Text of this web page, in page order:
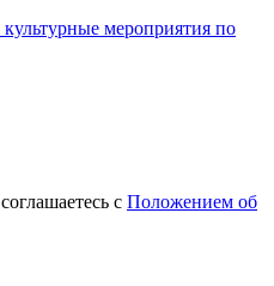
мероприятия по
с Положением об